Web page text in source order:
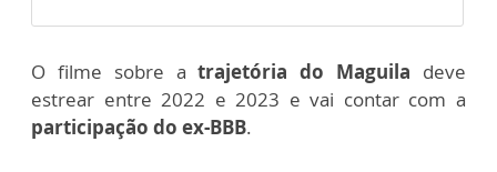
O filme sobre a trajetória do Maguila deve
estrear entre 2022 e 2023 e vai contar com a
participação do ex-BBB.